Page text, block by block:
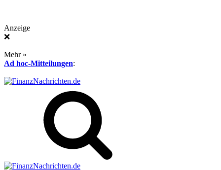
Anzeige
❌
Mehr »
Ad hoc-Mitteilungen: